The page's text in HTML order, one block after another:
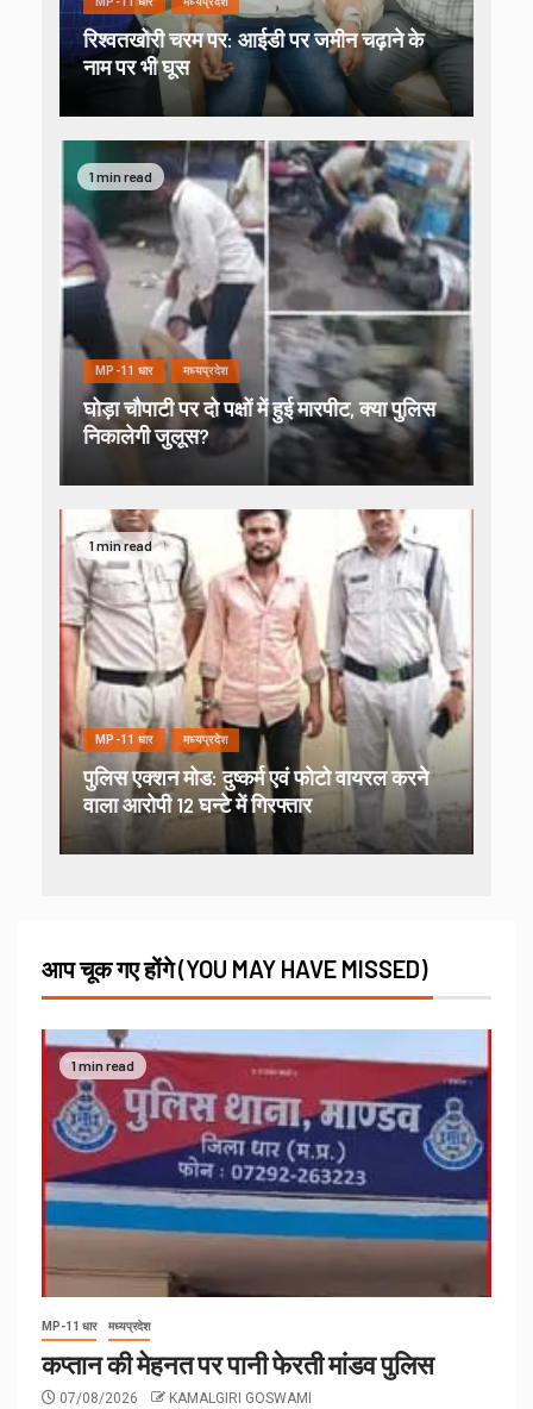
रिश्वतखोरी चरम पर: आईडी पर जमीन चढ़ाने के
नाम पर भी घूस
1 min read
MP-11 धार मध्यप्रदेश
घोड़ा चौपाटी पर दो पक्षों में हुई मारपीट, क्या पुलिस
निकालेगी जुलूस?
1 min read
MP-11 धार मध्यप्रदेश
पुलिस एक्शन मोड: दुष्कर्म एवं फोटो वायरल करने
वाला आरोपी 12 घन्टे में गिरफ्तार
आप चूक गए होंगे (YOU MAY HAVE MISSED)
1 min read
MP-11 धार मध्यप्रदेश
कप्तान की मेहनत पर पानी फेरती मांडव पुलिस
07/08/2026 KAMALGIRI GOSWAMI